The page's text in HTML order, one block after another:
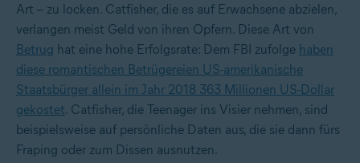
Art – zu locken. Catfisher, die es auf Erwachsene abzielen,
verlangen meist Geld von ihren Opfern. Diese Art von
Betrug hat eine hohe Erfolgsrate: Dem FBI zufolge haben
diese romantischen Betrügereien US-amerikanische
Staatsbürger allein im Jahr 2018 363 Millionen US-Dollar
gekostet. Catfisher, die Teenager ins Visier nehmen, sind
beispielsweise auf persönliche Daten aus, die sie dann fürs
Fraping oder zum Dissen ausnutzen.